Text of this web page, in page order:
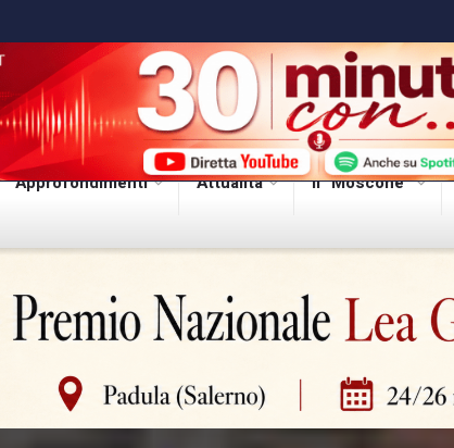
Approfondimenti Attualità Il “Moscone”